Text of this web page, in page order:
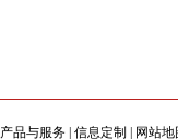
产品与服务 信息定制 网站地